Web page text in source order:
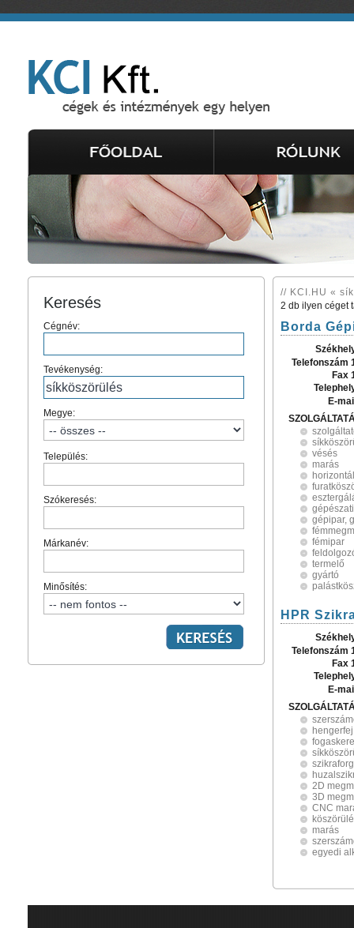
Keresés
Cégnév:
Tevékenység:
Megye:
Település:
Szókeresés:
Márkanév:
Minősítés:
// KCI.HU «
2 db ilyen céget
Borda
Telefonszám
Fax
E-
vésés
marás
gépipar,
fémipar
termelő
gyártó
HPR
Telefonszám
Fax
E-
2D
3D
CNC
marás
egyedi